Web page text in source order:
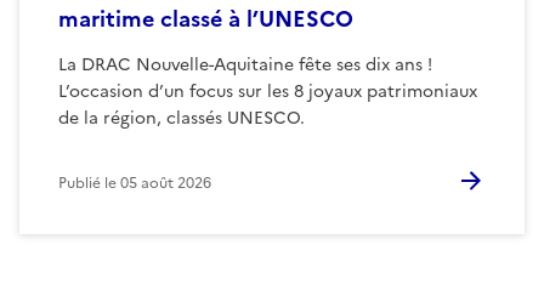
maritime classé à l’UNESCO
La DRAC Nouvelle-Aquitaine fête ses dix ans !
L’occasion d’un focus sur les 8 joyaux patrimoniaux
de la région, classés UNESCO.
Publié le05 août 2026